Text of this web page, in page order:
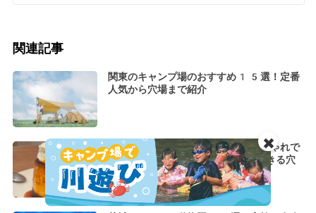
関連記事
関東のキャンプ場のおすすめ15選！定番
人気から穴場まで紹介
目白のおすすめカフェ10選！おしゃれで
インスタ映えなお店からゆっくりできる穴
場まで紹介
✖️